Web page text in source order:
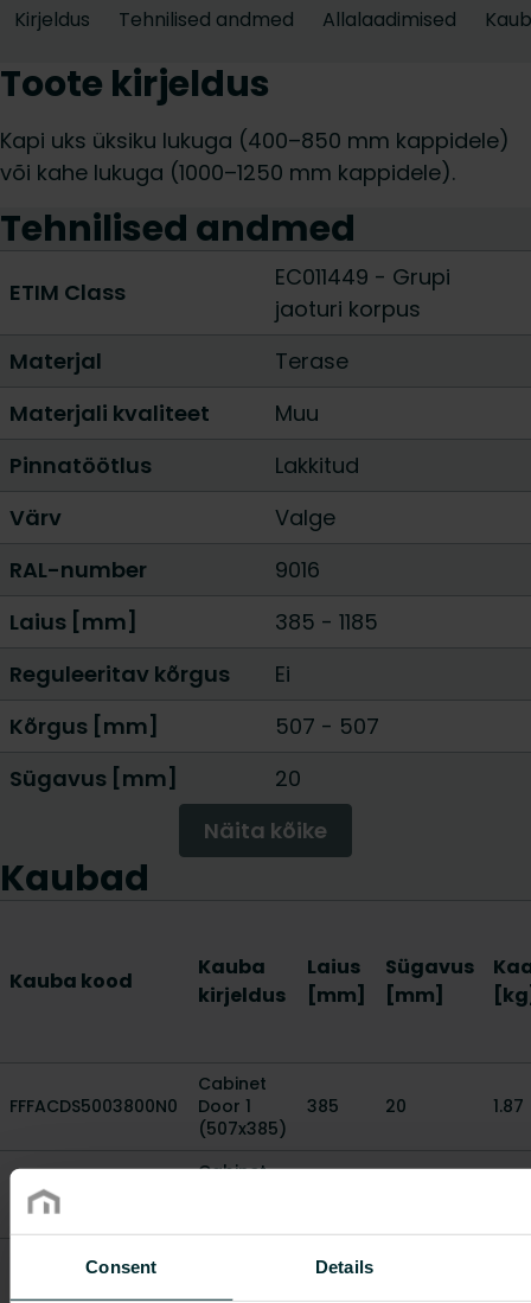
Consent Details
Kirjeldus Tehnilised andmed Allalaadimised
Toote kirjeldus
Kapi uks üksiku lukuga (400–850 mm kappidele)
või kahe lukuga (1000–1250 mm kappidele).
Tehnilised andmed
ETIM Class
EC011449 - Grupi
jaoturi korpus
Materjal
Terase
Materjali kvaliteet
Muu
Pinnatöötlus
Lakkitud
Värv
Valge
RAL-number
9016
Laius [mm]
385 - 1185
Reguleeritav kõrgus
Ei
Kõrgus [mm]
507 - 507
Sügavus [mm]
20
Näita kõike
Kaubad
Kauba kood
Kauba
kirjeldus
Laius
[mm]
Sügavus
[mm]
FFFACDS5003800N0
Cabinet
Door 1
(507x385)
385 20 1.87
FFFACDS5004800N0
Cabinet